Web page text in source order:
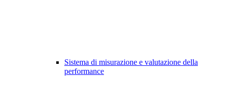
Sistema di misurazione e valutazione della
performance